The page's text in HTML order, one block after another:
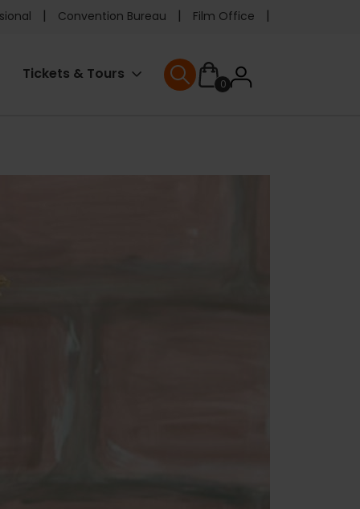
Convention Bureau Film Office
Tickets & Tours
0User
User menu